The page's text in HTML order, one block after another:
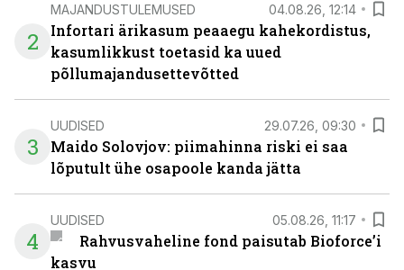
2
MAJANDUSTULEMUSED 04.08.26, 12:14
Infortari ärikasum peaaegu kahekordistus,
kasumlikkust toetasid ka uued
põllumajandusettevõtted
3
UUDISED 29.07.26, 09:30
Maido Solovjov: piimahinna riski ei saa
lõputult ühe osapoole kanda jätta
4
UUDISED 05.08.26, 11:17
Rahvusvaheline fond paisutab Bioforce’i
kasvu